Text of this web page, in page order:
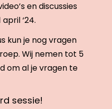
en discussies
‘24.
kun je nog vragen
Wij nemen tot 5
om al je vragen te
sessie!